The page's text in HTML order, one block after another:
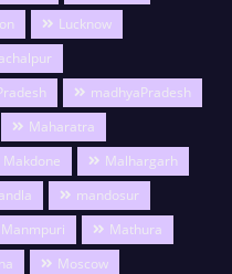
Lucknow
madhyaPradesh
Maharatra
Makdone
Malhargarh
mandosur
Manmpuri
Mathura
Moscow